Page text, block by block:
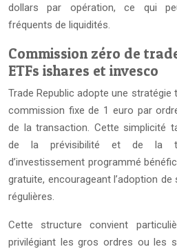
dollars par opération, ce qui
fréquents de liquidités.
Commission zéro de
ETFs ishares et invesco
Trade Republic adopte une
commission fixe de 1 euro par
de la transaction. Cette simplicité
de la prévisibilité et de la
d’investissement programmé
gratuite, encourageant l’adoption
régulières.
Cette structure convient
privilégiant les gros ordres ou les